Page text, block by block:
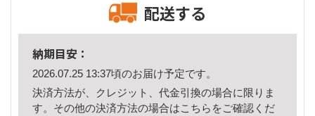
配送する
納期目安：
2026.07.25 13:37頃のお届け予定です。
決済方法が、クレジット、代金引換の場合に限りま
す。その他の決済方法の場合はこちら をご確認くだ